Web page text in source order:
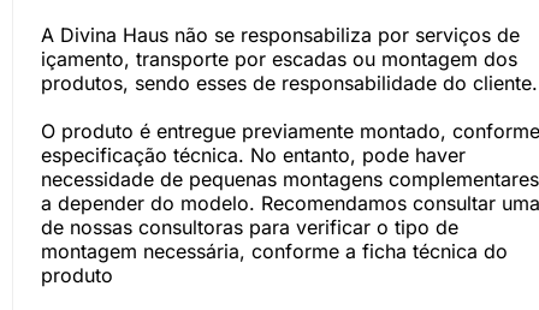
A Divina Haus não se responsabiliza por serviços de
içamento, transporte por escadas ou montagem dos
produtos, sendo esses de responsabilidade do cliente.
O produto é entregue previamente montado, conforme
especificação técnica. No entanto, pode haver
necessidade de pequenas montagens
a depender do modelo. Recomendamos consultar uma
de nossas consultoras para verificar o tipo de
montagem necessária, conforme a ficha técnica do
produto